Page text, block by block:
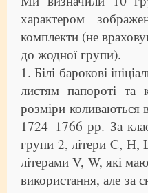
характером
комплекти (не
до жодної групи).
1. Білі барокові
листям папороті та
розміри
1724–1766 рр. За
групи 2, літери C, H,
літерами V, W, які
використання, але за